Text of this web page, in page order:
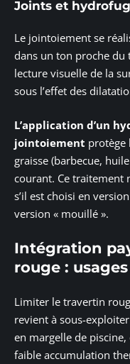
Joints et
Le jointoiement se
dans un ton proche du
lecture visuelle de la
sous l’effet des
L’application d’un
jointoiement protège
graisse (barbecue,
courant. Ce traitement
s’il est choisi en
version « mouillé ».
Intégration
rouge :
Limiter le travertin
revient à sous-
en margelle de
faible accumulation